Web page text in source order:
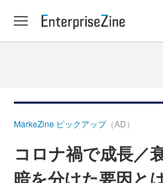
MarkeZine ピックアップ（AD）
コロナ禍で成長／
暗を分けた要因と